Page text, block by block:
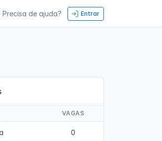
Entrar
Precisa de ajuda?
VAGAS
0